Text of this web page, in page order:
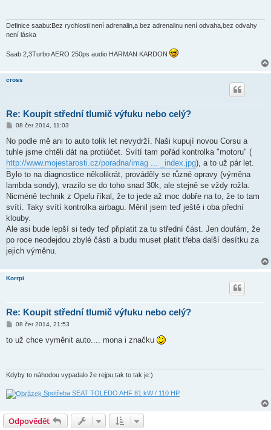
e
Definice saabu:Bez rychlosti není adrenalin,a bez adrenalinu není odvaha,bez odvahy
není láska
Saab 2,3Turbo AERO 250ps audio HARMAN KARDON
cross
Re: Koupit střední tlumič výfuku nebo celý?
P
í
p
ě
v
e
k
08 čer 2014, 11:03
No podle mě ani to auto tolik let nevydrží. Naši kupují novou Corsu a
tuhle jsme chtěli dát na protiúčet. Svítí tam pořád kontrolka "motoru" (
http://www.mojestarosti.cz/poradna/imag ... _index.jpg), a to už pár let.
Bylo to na diagnostice několikrát, prováděly se různé opravy (výměna
lambda sondy), vrazilo se do toho snad 30k, ale stejně se vždy rožla.
Nicméně technik z Opelu říkal, že to jede až moc dobře na to, že to tam
svítí. Taky svítí kontrolka airbagu. Měnil jsem teď ještě i oba přední
klouby.
Ale asi bude lepší si tedy teď připlatit za tu střední část. Jen doufám, že
po roce neodejdou zbylé části a budu muset platit třeba další desítku za
jejich výměnu.
Korrpi
Re: Koupit střední tlumič výfuku nebo celý?
P
e
08 čer 2014, 21:53
to už chce vyměnit auto.... mona i značku
Kdyby to náhodou vypadalo že rejpu,tak to tak je:)
Spotřeba SEAT TOLEDO AHF 81 kW / 110 HP
Odpovědět